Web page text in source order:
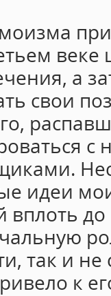
веке
а
свои
идеи
вплоть
так и не
к